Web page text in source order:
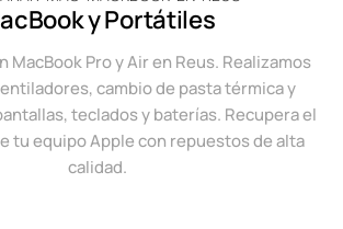
y Portátiles
MacBook Pro y Air en Reus. Realizamos
cambio de pasta térmica y
teclados y baterías. Recupera el
tu equipo Apple con repuestos de alta
calidad.